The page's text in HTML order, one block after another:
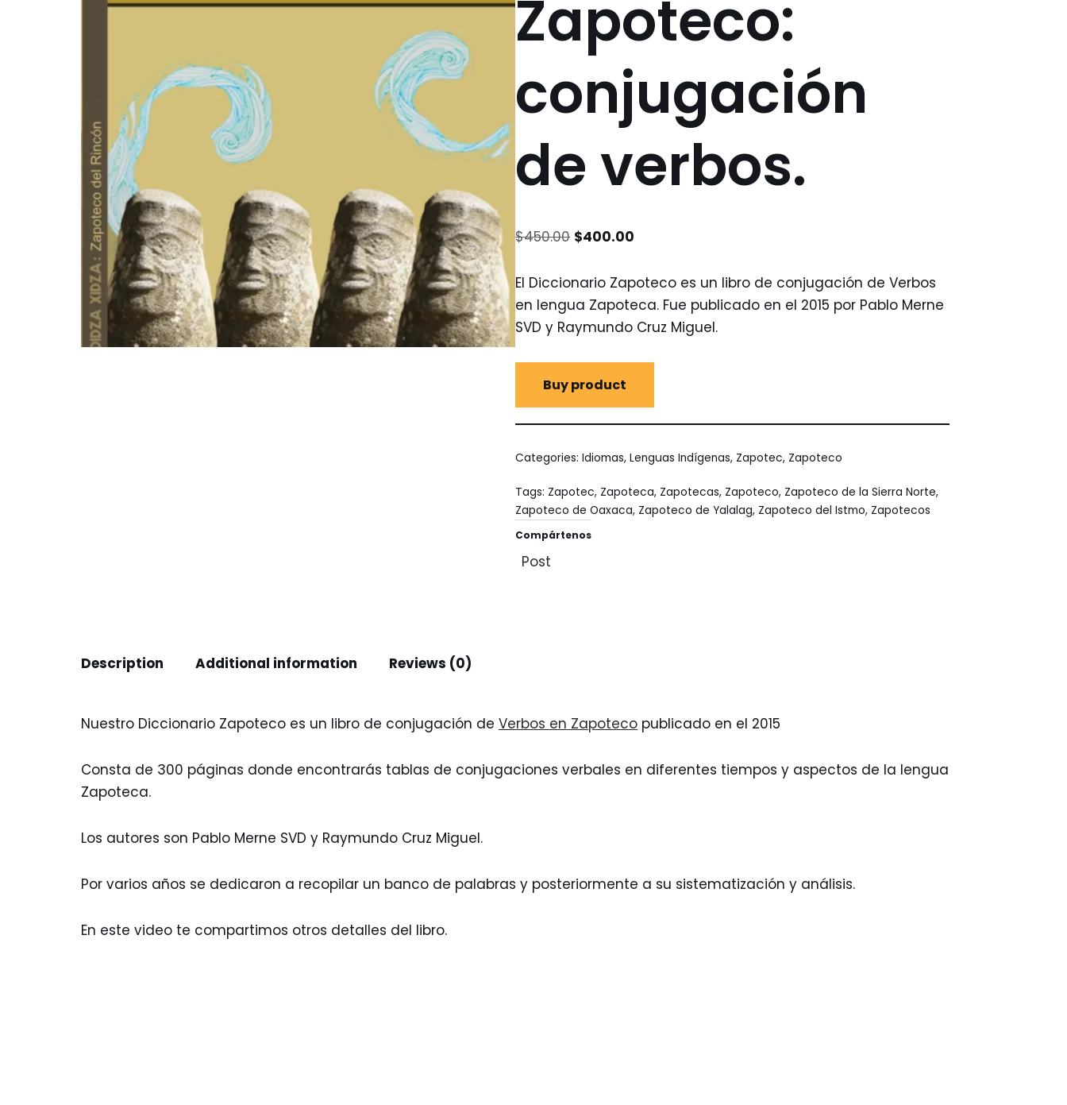
Zapoteco:
conjugación
de verbos.
$450.00 $400.00
El Diccionario Zapoteco es un libro de conjugación de Verbos
en lengua Zapoteca. Fue publicado en el 2015 por Pablo Merne
SVD y Raymundo Cruz Miguel.
Buy product
Categories:Idiomas,Lenguas Indígenas, Zapotec, Zapoteco
Tags: Zapotec, Zapoteca, Zapotecas, Zapoteco, Zapoteco de la Sierra Norte,
Zapoteco de Oaxaca, Zapoteco de Yalalag, Zapoteco del Istmo, Zapotecos
Compártenos
Post
Description Additional information Reviews (0)
Nuestro Diccionario Zapoteco es un libro de conjugación de Verbos en Zapoteco publicado en el 2015
Consta de 300 páginas donde encontrarás tablas de conjugaciones verbales en diferentes tiempos y aspectos de la lengua
Zapoteca.
Los autores son Pablo Merne SVD y Raymundo Cruz Miguel.
Por varios años se dedicaron a recopilar un banco de palabras y posteriormente a su sistematización y análisis.
En este video te compartimos otros detalles del libro.